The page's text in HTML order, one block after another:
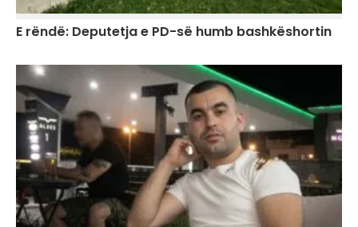
E rëndë: Deputetja e PD-së humb bashkëshortin